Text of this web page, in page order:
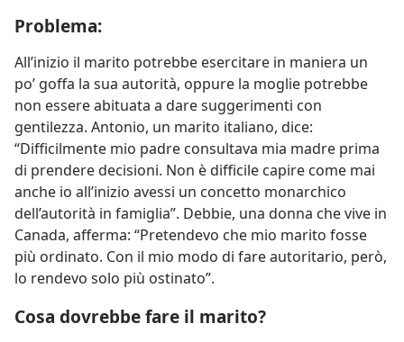
Problema:
All’inizio il marito potrebbe esercitare in maniera un
po’ goffa la sua autorità, oppure la moglie potrebbe
non essere abituata a dare suggerimenti con
gentilezza. Antonio, un marito italiano, dice:
“Difficilmente mio padre consultava mia madre prima
di prendere decisioni. Non è difficile capire come mai
anche io all’inizio avessi un concetto monarchico
dell’autorità in famiglia”. Debbie, una donna che vive in
Canada, afferma: “Pretendevo che mio marito fosse
più ordinato. Con il mio modo di fare autoritario, però,
lo rendevo solo più ostinato”.
Cosa dovrebbe fare il marito?